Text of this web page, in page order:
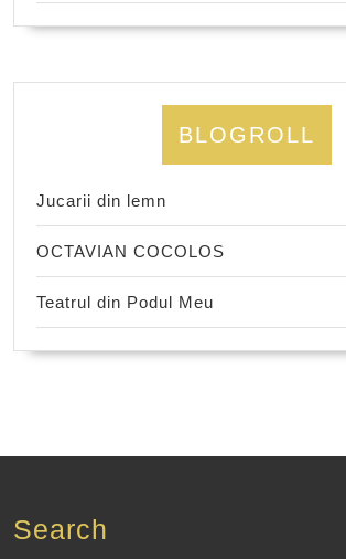
BLOGROLL
Jucarii din lemn
OCTAVIAN COCOLOS
Teatrul din Podul Meu
Search